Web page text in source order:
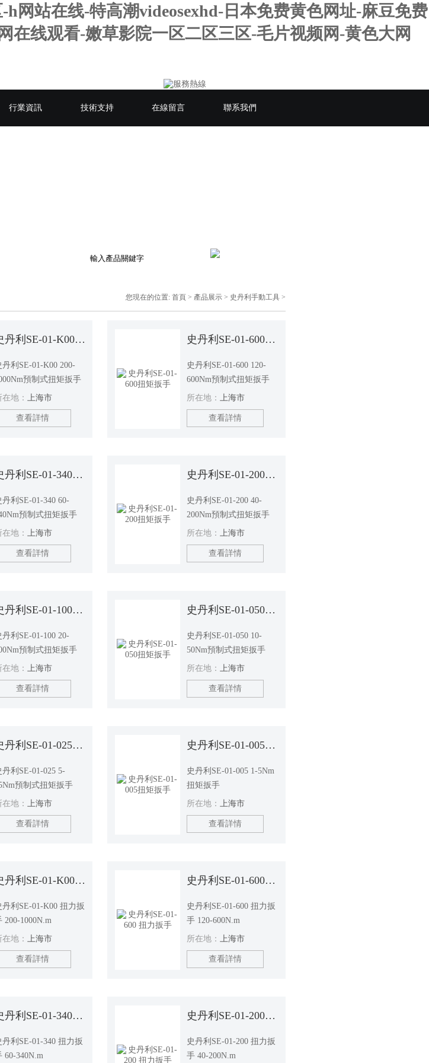
网站在线-特高潮videosexhd-日本免费黄色网址-麻豆免费
在线观看-嫩草影院一区二区三区-毛片视频网-黄色大网
行業資訊 技術支持 在線留言 聯系我們
您現在的位置:首頁 > 產品展示 > 史丹利手動工具 >
史丹利SE-01-K00扭矩扳手
丹利SE-01-K00 200-
預制式扭矩扳手
在地： 上海市
查看詳情
史丹利SE-01-600扭矩扳手
史丹利SE-01-600 120-
600Nm預制式扭矩扳手
所在地：上海市
查看詳情
史丹利SE-01-340扭矩扳手
丹利SE-01-340 60-
預制式扭矩扳手
在地： 上海市
查看詳情
史丹利SE-01-200扭矩扳手
史丹利SE-01-200 40-
200Nm預制式扭矩扳手
所在地：上海市
查看詳情
史丹利SE-01-100扭矩扳手
丹利SE-01-100 20-
預制式扭矩扳手
在地： 上海市
查看詳情
史丹利SE-01-050扭矩扳手
史丹利SE-01-050 10-
50Nm預制式扭矩扳手
所在地：上海市
查看詳情
史丹利SE-01-025扭矩扳手
丹利SE-01-025 5-
預制式扭矩扳手
在地： 上海市
查看詳情
史丹利SE-01-005扭矩扳手
史丹利SE-01-005 1-5Nm
扭矩扳手
所在地：上海市
查看詳情
史丹利SE-01-K00 扭力扳手
丹利SE-01-K00 扭力扳
200-1000N.m
在地： 上海市
查看詳情
史丹利SE-01-600 扭力扳手
史丹利SE-01-600 扭力扳
手 120-600N.m
所在地：上海市
查看詳情
史丹利SE-01-340 扭力扳手
丹利SE-01-340 扭力扳
60-340N.m
史丹利SE-01-200 扭力扳手
史丹利SE-01-200 扭力扳
手 40-200N.m